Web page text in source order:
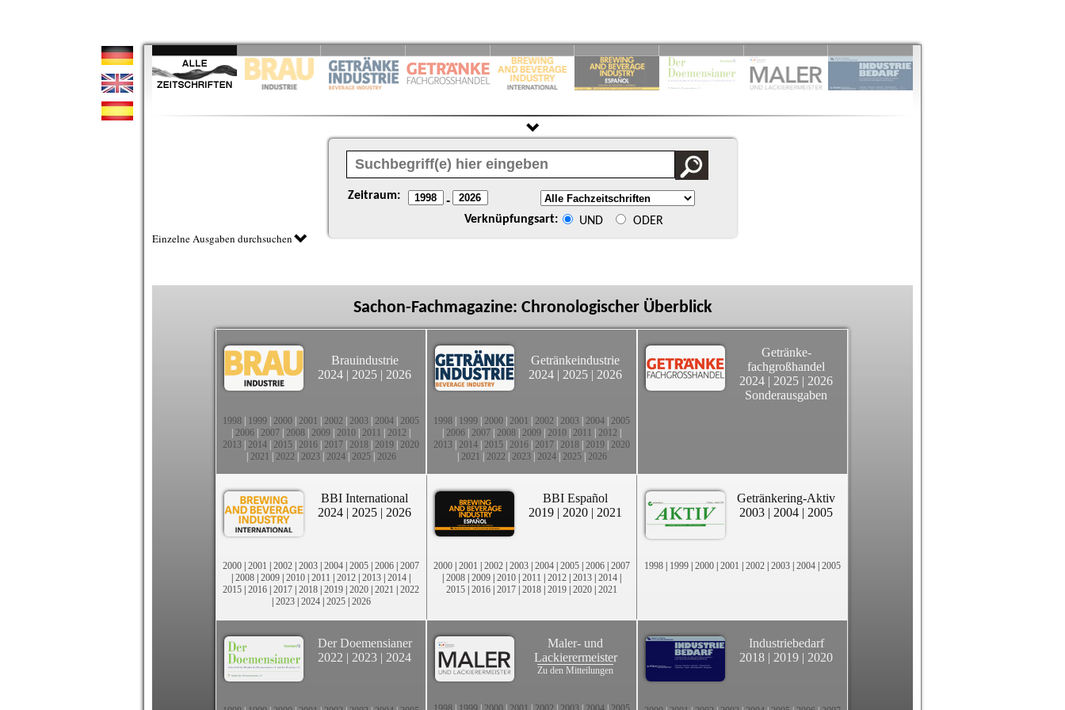
Zeitraum: -
Verknüpfungsart: UND ODER
Einzelne Ausgaben durchsuchen
Sachon-Fachmagazine: Chronologischer Überblick
Brauindustrie
2024 | 2025 | 2026
1998 1999 2000 2001 2002 2003 2004 2005
2006 2007 2008 2009 2010 2011 2012
2013 2014 2015 2016 2017 2018 2019 2020
2021 2022 2023| 2024| 2025| 2026
Getränkeindustrie
2024 | 2025 | 2026
1998 1999 2000 2001 2002 2003 2004 2005
2006 2007 2008 2009 2010 2011 2012
2013 2014 2015 2016 2017 2018 2019 2020
2021 2022 2023| 2024| 2025| 2026
Getränke-
fachgroßhandel
2024 | 2025 | 2026
Sonderausgaben
BBI International
2024 | 2025 | 2026
2000 | 2001 | 2002 | 2003 | 2004 | 2005 | 2006 | 2007
| 2008 | 2009 | 2010 | 2011 | 2012 | 2013 | 2014 |
2015 | 2016 | 2017 | 2018 | 2019 | 2020 | 2021 | 2022
| 2023| 2024| 2025| 2026
BBI Español
2019 | 2020 | 2021
2000 | 2001 | 2002 | 2003 | 2004 | 2005 | 2006 | 2007
| 2008 | 2009 | 2010 | 2011 | 2012 | 2013 | 2014 |
2015 | 2016 | 2017 | 2018 | 2019 | 2020 | 2021
Getränkering-Aktiv
2003 | 2004 | 2005
1998 | 1999 | 2000 | 2001 | 2002 | 2003 | 2004 | 2005
Der Doemensianer
2022 | 2023 | 2024
Maler- und
Lackierermeister
Zu den Mitteilungen
Industriebedarf
2018 | 2019 | 2020